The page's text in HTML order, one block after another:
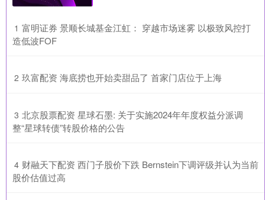
1 ​富明证券 景顺长城基金江虹： 穿越市场迷雾 以极致风控打
造低波FOF
2 ​玖富配资 海底捞也开始卖甜品了 首家门店位于上海
3 ​北京股票配资 星球石墨: 关于实施2024年年度权益分派调
整“星球转债”转股价格的公告
4 ​财融天下配资 西门子股价下跌 Bernstein下调评级并认为当前
股价估值过高